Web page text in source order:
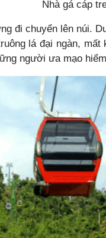
Nhà gá cáp
đi chuyển lên núi.
lá đại ngàn,
người ưa mạo